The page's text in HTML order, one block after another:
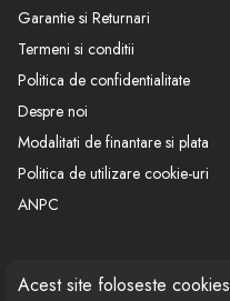
Acest site foloseste cookies
Garantie si Returnari
Termeni si conditii
Politica de confidentialitate
Despre noi
Modalitati de finantare si plata
Politica de utilizare cookie-uri
ANPC
CONTACT